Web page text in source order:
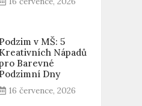
Podzim v MŠ: 5
Kreativních Nápadů
Barevné
Podzimní Dny
16 července, 2026